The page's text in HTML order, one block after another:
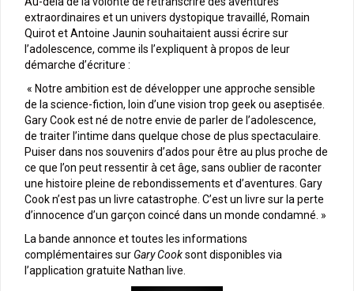
extraordinaires et un univers dystopique travaillé, Romain
Quirot et Antoine Jaunin souhaitaient aussi écrire sur
l’adolescence, comme ils l’expliquent à propos de leur
démarche d’écriture :
« Notre ambition est de développer une approche sensible
de la science-fiction, loin d’une vision trop geek ou aseptisée.
Gary Cook est né de notre envie de parler de l’adolescence,
de traiter l’intime dans quelque chose de plus spectaculaire.
Puiser dans nos souvenirs d’ados pour être au plus proche de
ce que l’on peut ressentir à cet âge, sans oublier de raconter
une histoire pleine de rebondissements et d’aventures. Gary
Cook n’est pas un livre catastrophe. C’est un livre sur la perte
d’innocence d’un garçon coincé dans un monde condamné. »
La bande annonce et toutes les informations
complémentaires sur Gary Cooksont disponibles via
l’application gratuite Nathan live.